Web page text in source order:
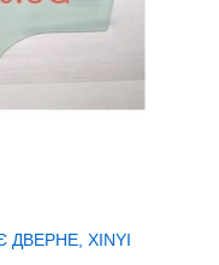
XINYI